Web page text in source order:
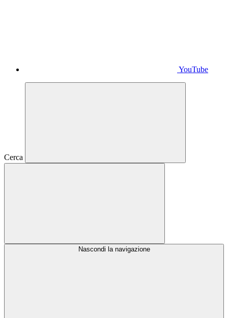
YouTube
Cerca
Nascondi la navigazione